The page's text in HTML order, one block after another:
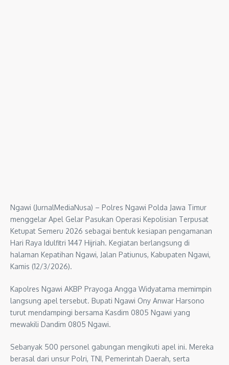
Ngawi (JurnalMediaNusa) – Polres Ngawi Polda Jawa Timur
menggelar Apel Gelar Pasukan Operasi Kepolisian Terpusat
Ketupat Semeru 2026 sebagai bentuk kesiapan pengamanan
Hari Raya Idulfitri 1447 Hijriah. Kegiatan berlangsung di
halaman Kepatihan Ngawi, Jalan Patiunus, Kabupaten Ngawi,
Kamis (12/3/2026).
Kapolres Ngawi AKBP Prayoga Angga Widyatama memimpin
langsung apel tersebut. Bupati Ngawi Ony Anwar Harsono
turut mendampingi bersama Kasdim 0805 Ngawi yang
mewakili Dandim 0805 Ngawi.
Sebanyak 500 personel gabungan mengikuti apel ini. Mereka
berasal dari unsur Polri, TNI, Pemerintah Daerah, serta